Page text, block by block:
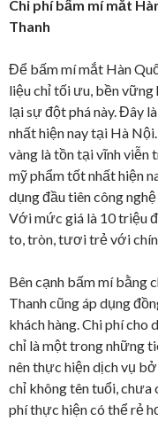
Chi phí bấm mí mắt
Thanh
Để bấm mí mắt Hàn
liệu chỉ tối ưu, bền vững
lại sự đột phá này. Đây
nhất hiện nay tại Hà
vàng là tồn tại vĩnh viễn
mỹ phẩm tốt nhất hiện
dụng đầu tiên công
Với mức giá là 10 triệu
to, tròn, tươi trẻ với
Bên cạnh bấm mí bằng
Thanh cũng áp dụng
khách hàng. Chi phí
chỉ là một trong những
nên thực hiện dịch vụ
chỉ không tên tuổi, chưa
phí thực hiện có thể rẻ